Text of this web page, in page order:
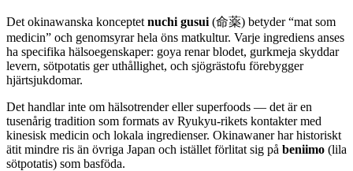
Det okinawanska konceptet nuchi gusui (命薬) betyder “mat som
medicin” och genomsyrar hela öns matkultur. Varje ingrediens anses
ha specifika hälsoegenskaper: goya renar blodet, gurkmeja skyddar
levern, sötpotatis ger uthållighet, och sjögrästofu förebygger
hjärtsjukdomar.
Det handlar inte om hälsotrender eller superfoods — det är en
tusenårig tradition som formats av Ryukyu-rikets kontakter med
kinesisk medicin och lokala ingredienser. Okinawaner har historiskt
ätit mindre ris än övriga Japan och istället förlitat sig på beniimo (lila
sötpotatis) som basföda.